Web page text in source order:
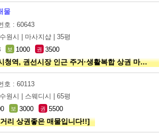
물
호 : 60643
원시 |
마사지샵 | 35평
보 1000 권 3500
수원시청역, 권선시장 인근 주거·생활복합 상권 마사지샵
호 : 60113
원시 |
스웨디시 | 65평
보 3000 권 5500
리 상권좋은 매물입니다!!]